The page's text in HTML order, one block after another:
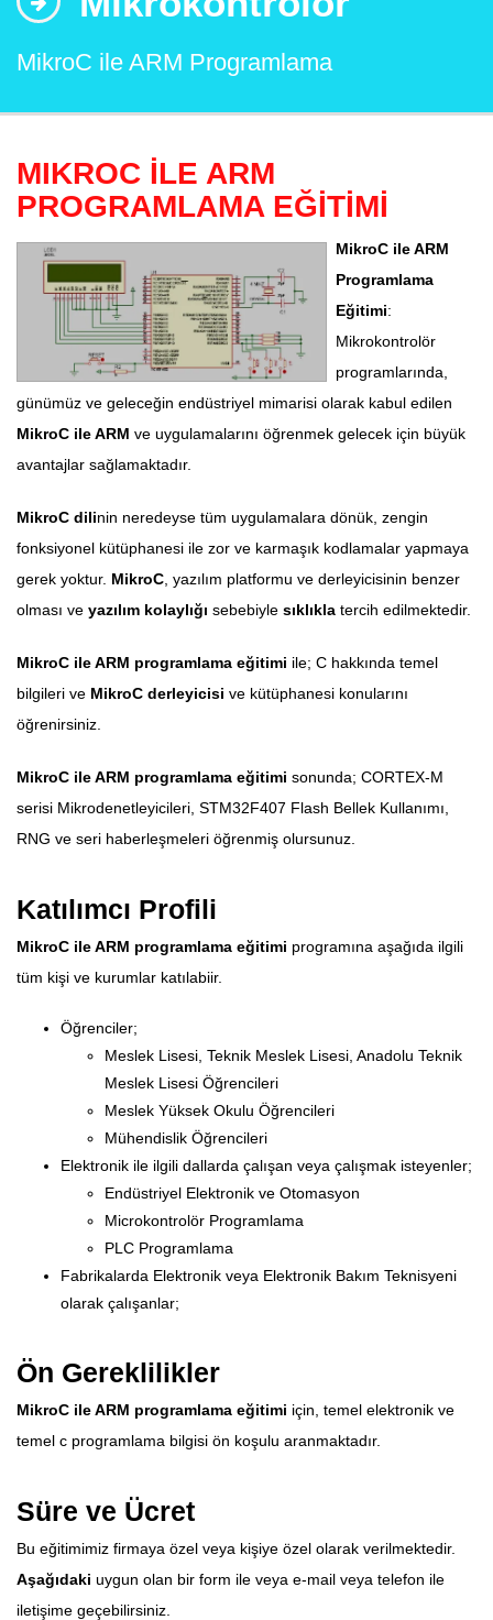
MikroC ile ARM Programlama
MIKROC İLE ARM
PROGRAMLAMA EĞİTİMİ
MikroC ile ARM
Programlama
Eğitimi:
Mikrokontrolör
programlarında,
günümüz ve geleceğin endüstriyel mimarisi olarak kabul edilen
MikroC ile ARM ve uygulamalarını öğrenmek gelecek için büyük
avantajlar sağlamaktadır.
MikroC dilinin neredeyse tüm uygulamalara dönük, zengin
fonksiyonel kütüphanesi ile zor ve karmaşık kodlamalar yapmaya
gerek yoktur. MikroC , yazılım platformu ve derleyicisinin benzer
olması ve yazılım kolaylığı sebebiyle sıklıkla tercih edilmektedir.
MikroC ile ARM programlama eğitimi ile; C hakkında temel
bilgileri ve MikroC derleyicisi ve kütüphanesi konularını
öğrenirsiniz.
MikroC ile ARM programlama eğitimi sonunda; CORTEX-M
serisi Mikrodenetleyicileri, STM32F407 Flash Bellek Kullanımı,
RNG ve seri haberleşmeleri öğrenmiş olursunuz.
Katılımcı Profili
MikroC ile ARM programlama eğitimi programına aşağıda ilgili
tüm kişi ve kurumlar katılabiir.
Öğrenciler;
Meslek Lisesi, Teknik Meslek Lisesi, Anadolu Teknik
Meslek Lisesi Öğrencileri
Meslek Yüksek Okulu Öğrencileri
Mühendislik Öğrencileri
Elektronik ile ilgili dallarda çalışan veya çalışmak isteyenler;
Endüstriyel Elektronik ve Otomasyon
Microkontrolör Programlama
PLC Programlama
Fabrikalarda Elektronik veya Elektronik Bakım Teknisyeni
olarak çalışanlar;
Ön Gereklilikler
MikroC ile ARM programlama eğitimi için, temel elektronik ve
temel c programlama bilgisi ön koşulu aranmaktadır.
Süre ve Ücret
Bu eğitimimiz firmaya özel veya kişiye özel olarak verilmektedir.
Aşağıdaki uygun olan bir form ile veya e-mail veya telefon ile
iletişime geçebilirsiniz.